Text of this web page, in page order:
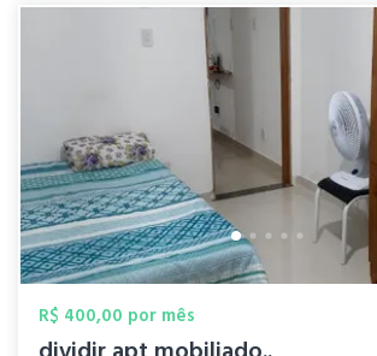
R$ 400,00 por mês